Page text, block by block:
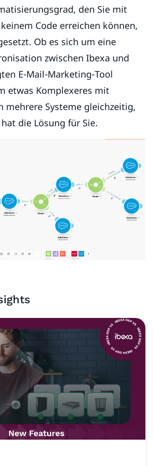
den Sie mit
Code erreichen können,
Ob es sich um eine
zwischen Ibexa und
E-Mail-Marketing-Tool
etwas Komplexeres mit
mehrere Systeme gleichzeitig,
die Lösung für Sie.